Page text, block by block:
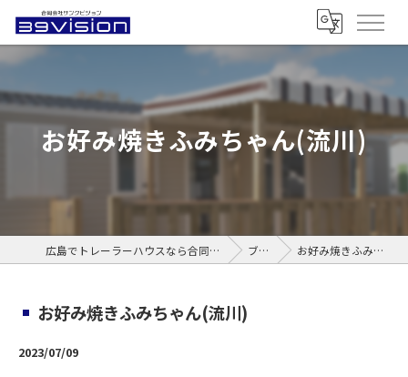
お好み焼きふみちゃん(流川)
広島でトレーラーハウスなら合同会社サンクビジョン ブログ お好み焼きふみちゃん(流川)
お好み焼きふみちゃん(流川)
2023/07/09